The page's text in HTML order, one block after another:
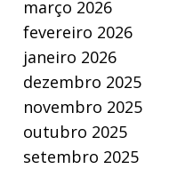
março 2026
fevereiro 2026
janeiro 2026
dezembro 2025
novembro 2025
outubro 2025
setembro 2025